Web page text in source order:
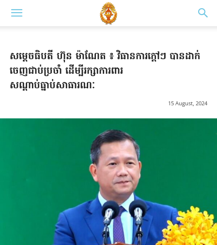
សម្តេចធិបតី ហ៊ុន ម៉ាណែត ៖ វិធានការក្តៅៗ បានដាក់
ចេញជាប់ប្រចាំ ដើម្បីរក្សាការពារ
សណ្តាប់ធ្នាប់សាធារណៈ​
15 August, 2024